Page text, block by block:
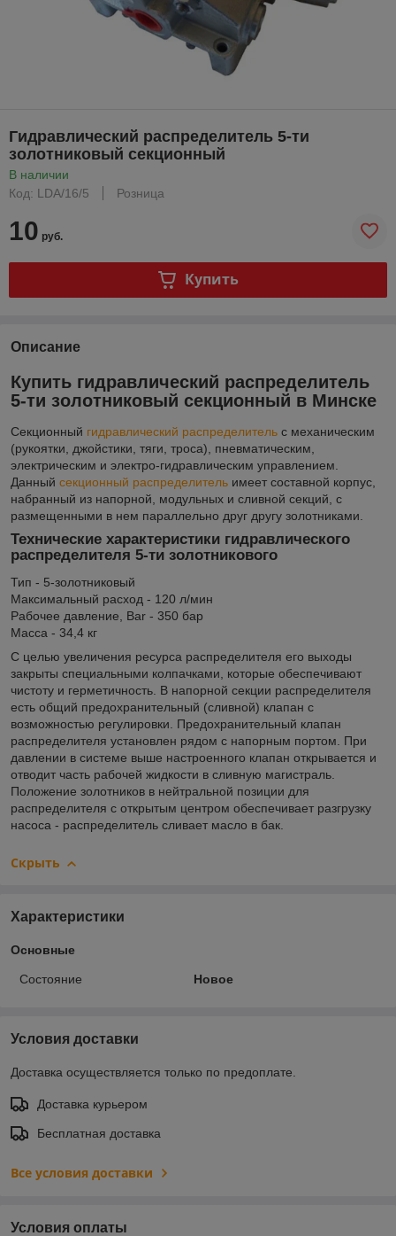
Гидравлический распределитель 5-ти
золотниковый секционный
В наличии
Код: LDA/16/5
Розница
10 руб.
Купить
Описание
Купить гидравлический распределитель
5-ти золотниковый секционный в Минске
Секционный гидравлический распределитель с механическим
(рукоятки, джойстики, тяги, троса), пневматическим,
электрическим и электро-гидравлическим управлением.
Данный секционный распределитель имеет составной корпус,
набранный из напорной, модульных и сливной секций, с
размещенными в нем параллельно друг другу золотниками.
Технические характеристики гидравлического
распределителя 5-ти золотникового
Тип - 5-золотниковый
Максимальный расход - 120 л/мин
Рабочее давление, Bar - 350 бар
Масса - 34,4 кг
С целью увеличения ресурса распределителя его выходы
закрыты специальными колпачками, которые обеспечивают
чистоту и герметичность. В напорной секции распределителя
есть общий предохранительный (сливной) клапан с
возможностью регулировки. Предохранительный клапан
распределителя установлен рядом с напорным портом. При
давлении в системе выше настроенного клапан открывается и
отводит часть рабочей жидкости в сливную магистраль.
Положение золотников в нейтральной позиции для
распределителя с открытым центром обеспечивает разгрузку
насоса - распределитель сливает масло в бак.
Скрыть
Характеристики
Основные
Состояние Новое
Условия доставки
Доставка осуществляется только по предоплате.
Доставка курьером
Бесплатная доставка
Все условия доставки
Условия оплаты